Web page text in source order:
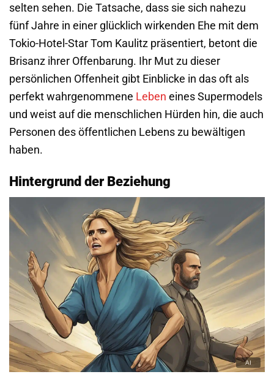
selten sehen. Die Tatsache, dass sie sich nahezu
fünf Jahre in einer glücklich wirkenden Ehe mit dem
Tokio-Hotel-Star Tom Kaulitz präsentiert, betont die
Brisanz ihrer Offenbarung. Ihr Mut zu dieser
persönlichen Offenheit gibt Einblicke in das oft als
perfekt wahrgenommene Leben eines Supermodels
und weist auf die menschlichen Hürden hin, die auch
Personen des öffentlichen Lebens zu bewältigen
haben.
Hintergrund der Beziehung